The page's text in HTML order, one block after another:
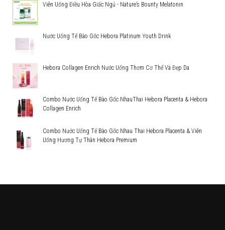
Viên Uống Điều Hòa Giấc Ngủ - Nature’s Bounty Melatonin
Nước Uống Tế Bào Gốc Hebora Platinum Youth Drink
Hebora Collagen Enrich Nước Uống Thơm Cơ Thể Và Đẹp Da
Combo Nước Uống Tế Bào Gốc NhauThai Hebora Placenta & Hebora
Collagen Enrich
Combo Nước Uống Tế Bào Gốc Nhau Thai Hebora Placenta & Viên
Uống Hương Tự Thân Hebora Premium